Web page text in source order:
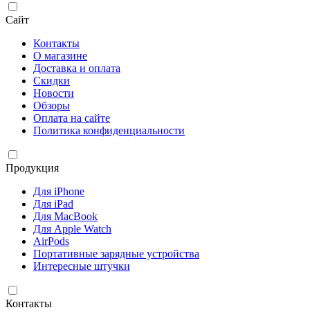
Сайт
Контакты
О магазине
Доставка и оплата
Скидки
Новости
Обзоры
Оплата на сайте
Политика конфиденциальности
Продукция
Для iPhone
Для iPad
Для MacBook
Для Apple Watch
AirPods
Портативные зарядные устройства
Интересные штучки
Контакты